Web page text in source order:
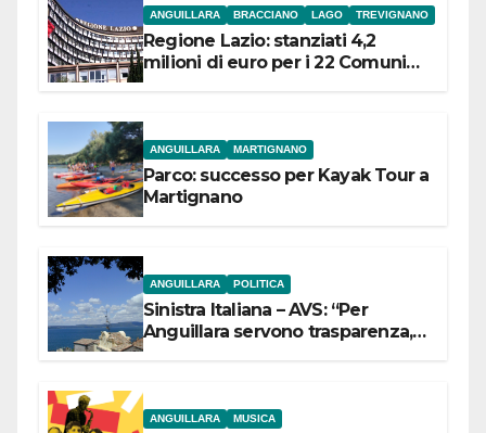
ANGUILLARA BRACCIANO LAGO TREVIGNANO
Regione Lazio: stanziati 4,2
milioni di euro per i 22 Comuni
ANGUILLARA MARTIGNANO
Parco: successo per Kayak Tour a
Martignano
ANGUILLARA POLITICA
Sinistra Italiana – AVS: “Per
Anguillara servono trasparenza,
ANGUILLARA MUSICA